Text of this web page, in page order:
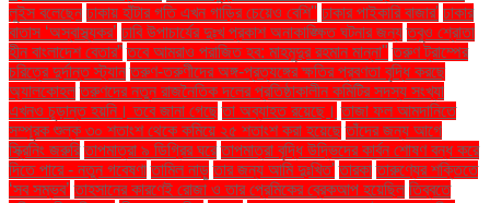
লুইস বলেছেন ঢাকায় হাঁটার গতি এখন গাড়ির চেয়েও বেশি'' ঢাকার পাইকারি বাজার' ঢাকার
বাতাস ‘অস্বাস্থ্যকর’ ঢাবি উপাচার্যের দুঃখ প্রকাশ অনাকাঙ্ক্ষিত ঘটনার জন্য তবুও শ্রোতা
হীন বাংলাদেশ বেতার” তবে আমরাও পরাজিত হব: মাহমুদুর রহমান মান্না" তরুণ ট্রাম্পের
চরিত্রে দুর্দান্ত স্ট্যান তরুণ-তরুণীদের অঙ্গ-প্রত্যঙ্গের ক্ষতির প্রবণতা বৃদ্ধি করছে
অ্যালকোহল তরুণদের নতুন রাজনৈতিক দলের প্রতিষ্ঠাকালীন কমিটির সদস্য সংখ্যা
এখনও চূড়ান্ত হয়নি। তবে জানা গেছে তা অব্যাহত রয়েছে। তাজা ফল আমদানিতে
সম্পূরক শুল্ক ৩০ শতাংশ থেকে কমিয়ে ২৫ শতাংশ করা হয়েছে তাঁদের জন্য আগে
স্ক্রিনিং জরুরি তাপমাত্রা ৯ ডিগ্রির ঘরে তাপমাত্রা বৃদ্ধি উদ্ভিদের কার্বন শোষণ বন্ধ করে
দিতে পারে - নতুন গবেষণা তামিল নাড়ু তার জন্য আমি দুঃখিত' তারকা তারুণ্যের শক্তিতে
‘সব সম্ভব’ তাহসানের কারণেই রোজা ও তার প্রেমিকের ব্রেকআপ হয়েছিল তিব্বতে